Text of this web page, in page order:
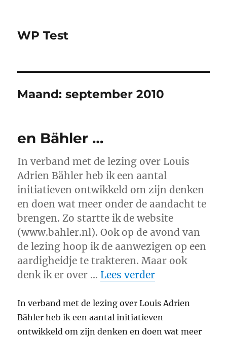
WP Test
Maand:september 2010
en Bähler …
In verband met de lezing over Louis
Adrien Bähler heb ik een aantal
initiatieven ontwikkeld om zijn denken
en doen wat meer onder de aandacht te
brengen. Zo startte ik de website
(www.bahler.nl). Ook op de avond van
de lezing hoop ik de aanwezigen op een
aardigheidje te trakteren. Maar ook
denk ik er over … Lees verder“en Bähler …”
In verband met de lezing over Louis Adrien
Bähler heb ik een aantal initiatieven
ontwikkeld om zijn denken en doen wat meer